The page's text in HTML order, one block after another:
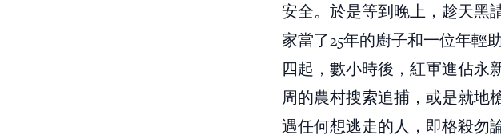
安全。於是等到晚上，趁天黑
家當了25年的廚子和一位年輕
四起，數小時後，紅軍進佔永
周的農村搜索追捕，或是就地
遇任何想逃走的人，即格殺勿論